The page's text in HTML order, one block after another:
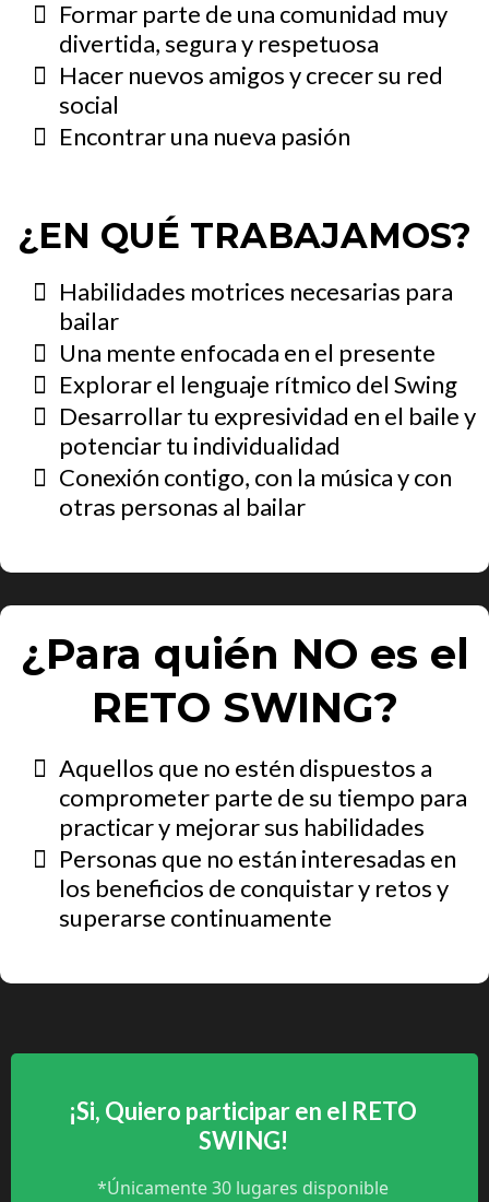
Formar parte de una comunidad muy
divertida, segura y respetuosa
Hacer nuevos amigos y crecer su red
social
Encontrar una nueva pasión
¿EN QUÉ TRABAJAMOS?
Habilidades motrices necesarias para
bailar
Una mente enfocada en el presente
Explorar el lenguaje rítmico del Swing
Desarrollar tu expresividad en el baile y
potenciar tu individualidad
Conexión contigo, con la música y con
otras personas al bailar
¿Para quién NO es el
RETO SWING?
Aquellos que no estén dispuestos a
comprometer parte de su tiempo para
practicar y mejorar sus habilidades
Personas que no están interesadas en
los beneficios de conquistar y retos y
superarse continuamente
¡Si, Quiero participar en el RETO
SWING!
*Únicamente 30 lugares disponible